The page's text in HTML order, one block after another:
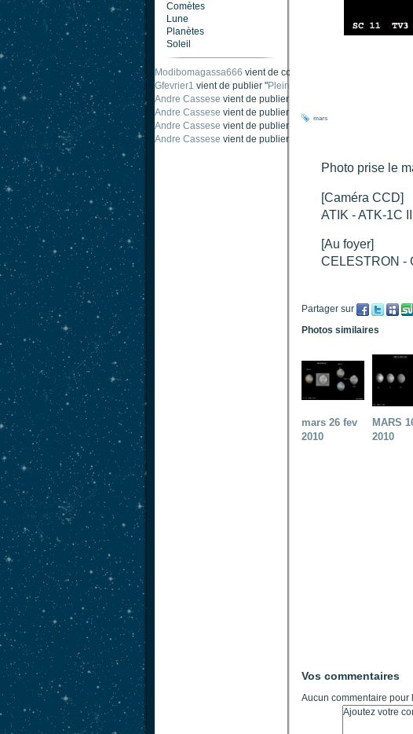
Comètes
Lune
Planètes
Soleil
Modibomagassa666 vient de commenter "
Gfevrier1 vient de publier "Pleine Lune - 9 Aout 205
Andre Cassese vient de publier "
Andre Cassese vient de publier " Tache solaire 21 juin 2021
Andre Cassese vient de publier "
Andre Cassese vient de publier "
mars
Photo prise le
[Caméra CCD]
ATIK - ATK-1C II
[Au foyer]
CELESTRON -
Partager sur
Photos similaires
mars 26 fev
2010
MARS
2010
Vos commentaires
Aucun commentaire pour